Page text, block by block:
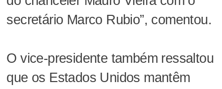
secretário Marco Rubio”, comentou.
O vice-presidente também ressaltou
que os Estados Unidos mantêm